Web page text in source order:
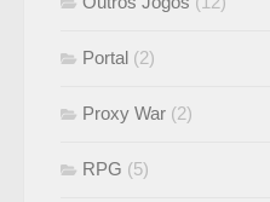
Portal (2)
Proxy War (2)
RPG (5)